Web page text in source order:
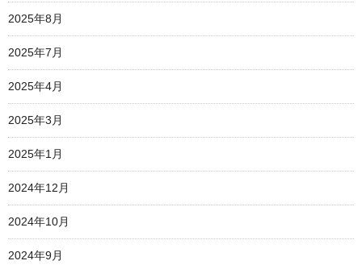
2025年8月
2025年7月
2025年4月
2025年3月
2025年1月
2024年12月
2024年10月
2024年9月